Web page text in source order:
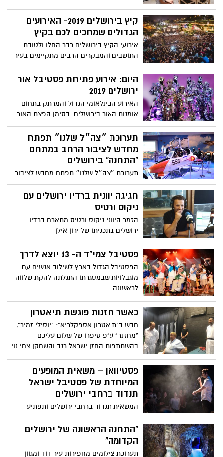
קיץ בירושלים 2019- האירועים
הגדולים שמחכים לכם בקיץ
אירועי הקיץ בירושלים כבר החלו ולטובת
התושבים והמבקרים הרבים מתקיימים בעיר
אירועים רבים ומיוחדים במוקדי הבילוי,
בשכונות, במרכז העיר, בעיר העתיקה,
למרגלות החומות ובכל רחבי העיר. במהלך כל
בשכונות הנותנים מענה למשפחות ולבני נוער
ובמוסדות התרבות יתקיימו עשרות פסטיבלים,
אירועים ואטרקציות ייחודיות
היום: אירוע פתיחת פסטיבל אור
ירושלים 2019
האירוע הבינלאומי הגדול והמרתק בתחום
אומנות האור בירושלים. בסימן הפצת האור
וחיבור בין אנשים, יציג יצירות אומנות
וטכנולוגיות חדשות שהתפתחו בשנה
האחרונה. השנה נרשם מספר שיא של אומני
אור בינלאומיים מהעולם: הודו, ארה"ב, ברזיל,
בעולם. הכניסה ללא תשלום
תערוכת ״צה״ל שלנו״ תפתח
מחדש לציבור הרחב במתחם
"התחנה" בירושלים
תערוכת ״צה״ל שלנו״ תפתח מחדש לציבור
הרחב במתחם "התחנה" בירושלים החל מה-
26 ביוני 2019, כ"ג בסיון התשע"ט, ללא עלות
ובהרשמה מראש, לאחר שבפעם הקודמת
חגיגה יוונית ברדיו ירושלים עם
ניקוס ורטיס
הזמר היווני ניקוס ורטיס מתארח ברדיו
ירושלים בתכניתו של ירון אילן
פסטיבל צמי"ד ה- 13 יוצא לדרך
הפסטיבל הגדול בארץ לשילוב אנשים עם
מוגבלויות שבמסגרתו התגלתה להקת שלווה
לראשונה
כאשר חזנות פוגשת תיאטרון
חדש ב"תיאטרון אספקלריא": "יוסילי זמיר",
"מחזנר" ע"פ סיפרו של שלום עליכם
בהשתתפות החזן ישראל רנד והשחקן צחי נוי
פסטיוואן – משאית המופעים
המיוחדת של פסטיבל ישראל
תנדוד ברחבי ירושלים
המשאית תנדוד ברחבי ירושלים ותפתיע
במופעים ללא תשלום: מופעי היפ הופ, ספוקן
וורד ורוק חוצה תרבויות
‏"התחנה הראשונה של ירושלים
הקדומה"
תערוכת צילומים מחפירות עיר דוד ומגוון